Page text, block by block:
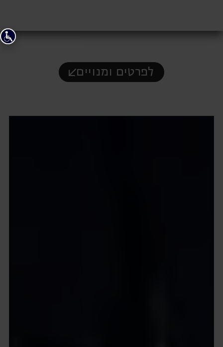
לפרטים ומנויים